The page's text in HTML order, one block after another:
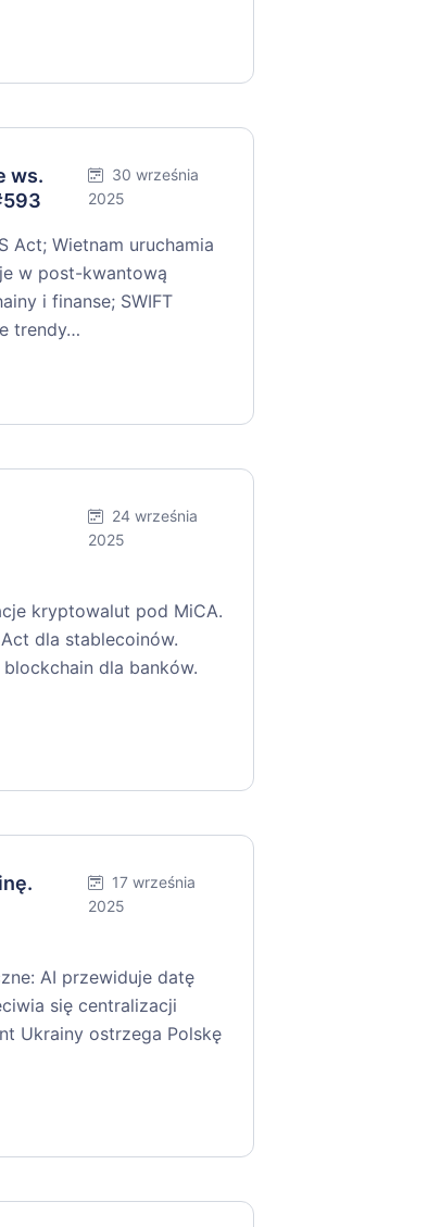
ws.
30 września
2025
Act; Wietnam uruchamia
w post-kwantową
i finanse; SWIFT
trendy…
24 września
2025
kryptowalut pod MiCA.
dla stablecoinów.
dla banków.
17 września
2025
AI przewiduje datę
się centralizacji
Ukrainy ostrzega Polskę